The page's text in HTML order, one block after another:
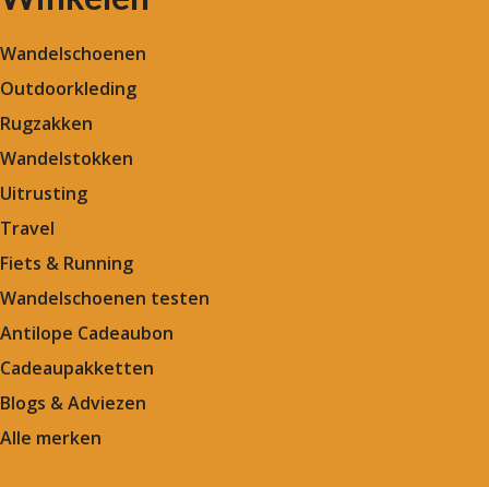
Wandelschoenen
Outdoorkleding
Rugzakken
Wandelstokken
Uitrusting
Travel
Fiets & Running
Wandelschoenen testen
Antilope Cadeaubon
Cadeaupakketten
Blogs & Adviezen
Alle merken